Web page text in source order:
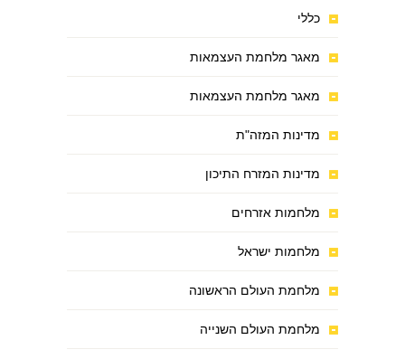
כללי
מאגר מלחמת העצמאות
מאגר מלחמת העצמאות
מדינות המזה"ת
מדינות המזרח התיכון
מלחמות אזרחים
מלחמות ישראל
מלחמת העולם הראשונה
מלחמת העולם השנייה